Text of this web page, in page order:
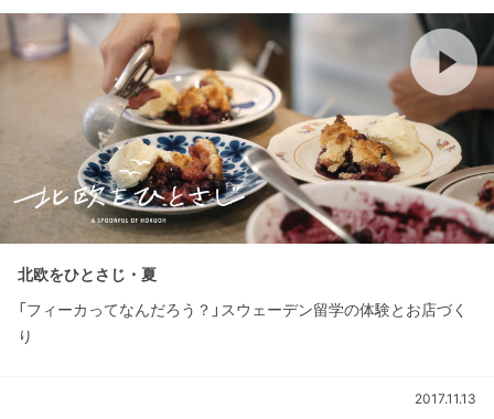
北欧をひとさじ・夏
「フィーカってなんだろう？」スウェーデン留学の体験とお店づく
り
2017.11.13